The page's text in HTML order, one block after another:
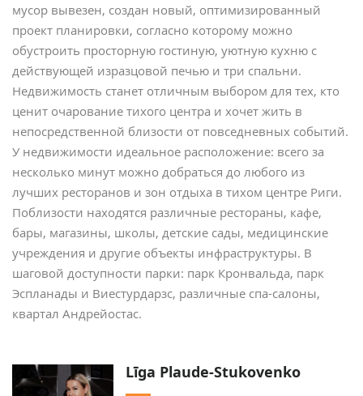
мусор вывезен, создан новый, оптимизированный
проект планировки, согласно которому можно
обустроить просторную гостиную, уютную кухню с
действующей изразцовой печью и три спальни.
Недвижимость станет отличным выбором для тех, кто
ценит очарование тихого центра и хочет жить в
непосредственной близости от повседневных событий.
У недвижимости идеальное расположение: всего за
несколько минут можно добраться до любого из
лучших ресторанов и зон отдыха в тихом центре Риги.
Поблизости находятся различные рестораны, кафе,
бары, магазины, школы, детские сады, медицинские
учреждения и другие объекты инфраструктуры. В
шаговой доступности парки: парк Кронвальда, парк
Эспланады и Виестурдарзс, различные спа-салоны,
квартал Андрейостас.
Līga Plaude-Stukovenko